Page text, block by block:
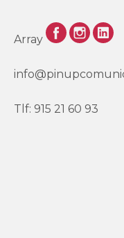
Array
Tlf: 915 21 60 93